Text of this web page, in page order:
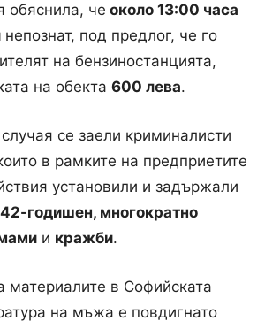
обяснила, че около 13:00 часа
непознат, под предлог, че го
на бензиностанцията,
на обекта 600 лева.
се заели криминалисти
в рамките на предприетите
установили и задържали
годишен, многократно
и кражби.
материалите в Софийската
на мъжа е повдигнато